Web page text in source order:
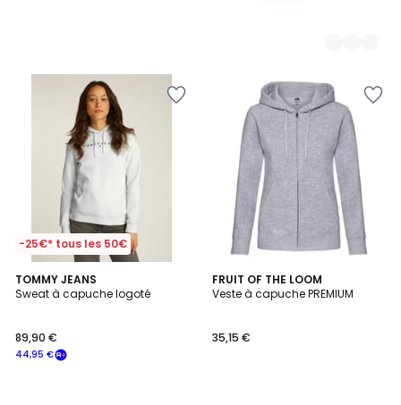
-25€* tous les 50€
TOMMY JEANS
Sweat à capuche logoté
44,95 €
89,90 €
FRUIT OF THE LOOM
Veste à capuche PREMIUM
35,15 €